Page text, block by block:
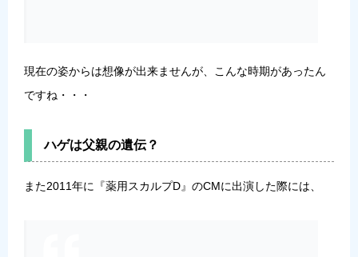
現在の姿からは想像が出来ませんが、こんな時期があったん
ですね・・・
ハゲは父親の遺伝？
また2011年に『薬用スカルプD』のCMに出演した際には、